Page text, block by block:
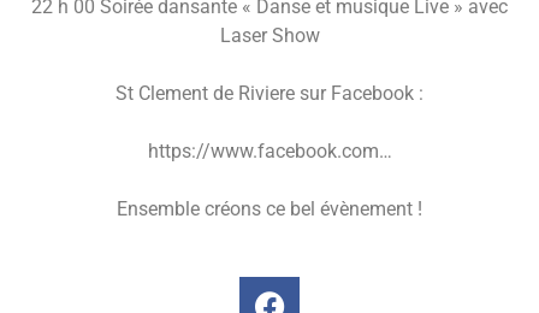
22 h 00 Soirée dansante « Danse et musique Live » avec
Laser Show
St Clement de Riviere sur Facebook :
https://www.facebook.com…
Ensemble créons ce bel évènement !